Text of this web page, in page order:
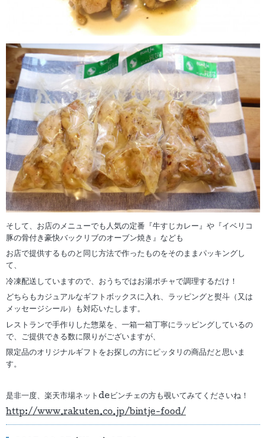
そして、お店のメニューでも人気の定番『牛すじカレー』や『イベリコ
豚の骨付き豪快バックリブのオーブン焼き』なども
お店で提供するものと同じ方法で作ったものをそのままパッキングし
て、
冷凍配送していますので、おうちではお湯ポチャで調理するだけ！
どちらもカジュアルなギフトボックスに入れ、ラッピングと熨斗（又は
メッセージシール）も対応いたします。
レストランで手作りした惣菜を、一箱一箱丁寧にラッピングしているの
で、ご提供できる数に限りがございますが、
限定品のオリジナルギフトをお探しの方にピッタリの商品だと思いま
す。
是非一度、楽天市場ネットdeビンチェの方も覗いてみてくださいね！
http://www.rakuten.co.jp/bintje-food/